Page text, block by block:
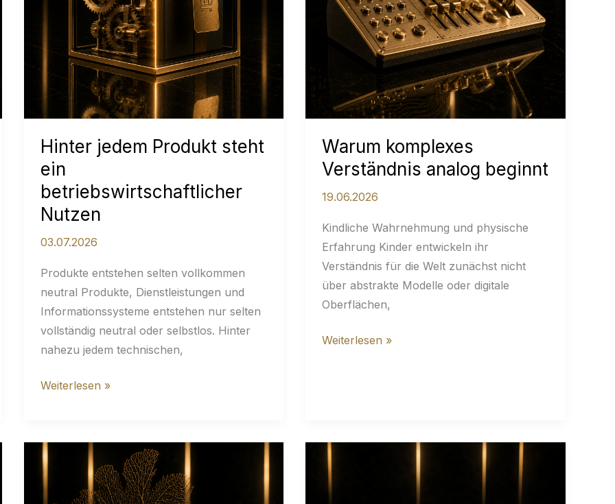
Hinter jedem Produkt steht
ein
betriebswirtschaftlicher
Nutzen
03.07.2026
Produkte entstehen selten vollkommen
neutral Produkte, Dienstleistungen und
Informationssysteme entstehen nur selten
vollständig neutral oder selbstlos. Hinter
nahezu jedem technischen,
Hinter
steht
ein
betriebswirtschaftlicher
Nutzen
Weiterlesen »
Warum komplexes
Verständnis analog beginnt
19.06.2026
Kindliche Wahrnehmung und physische
Erfahrung Kinder entwickeln ihr
Verständnis für die Welt zunächst nicht
über abstrakte Modelle oder digitale
Oberflächen,
Warum
Weiterlesen »